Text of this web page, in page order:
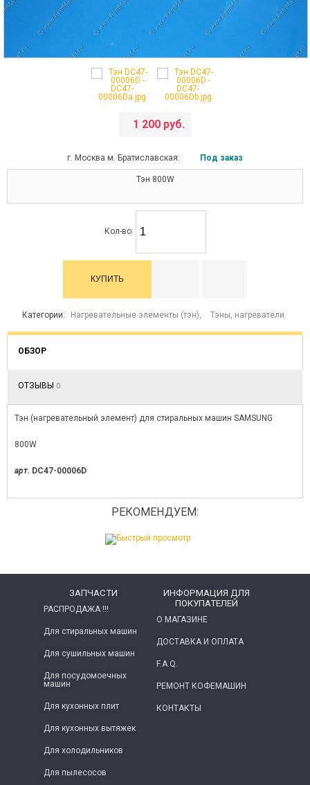
1 200 руб.
г. Москва м. Братиславская: Под заказ
Тэн 800W
Кол-во:
Категории: Нагревательные элементы (тэн), Тэны, нагреватели
ОБЗОР
ОТЗЫВЫ 0
Тэн (нагревательный элемент) для стиральных машин SAMSUNG
800W
арт. DC47-00006D
РЕКОМЕНДУЕМ:
ЗАПЧАСТИ
РАСПРОДАЖА !!!
Для стиральных машин
Для сушильных машин
Для посудомоечных
машин
Для кухонных плит
Для кухонных вытяжек
Для холодильников
Для пылесосов
ИНФОРМАЦИЯ ДЛЯ
ПОКУПАТЕЛЕЙ
О МАГАЗИНЕ
ДОСТАВКА И ОПЛАТА
F.A.Q.
РЕМОНТ КОФЕМАШИН
КОНТАКТЫ